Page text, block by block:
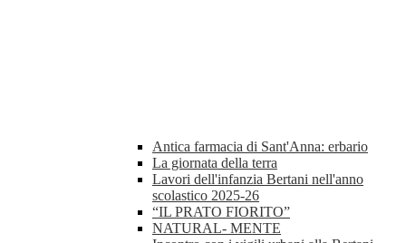
Antica farmacia di Sant'Anna: erbario
La giornata della terra
Lavori dell'infanzia Bertani nell'anno
scolastico 2025-26
“IL PRATO FIORITO”
NATURAL- MENTE